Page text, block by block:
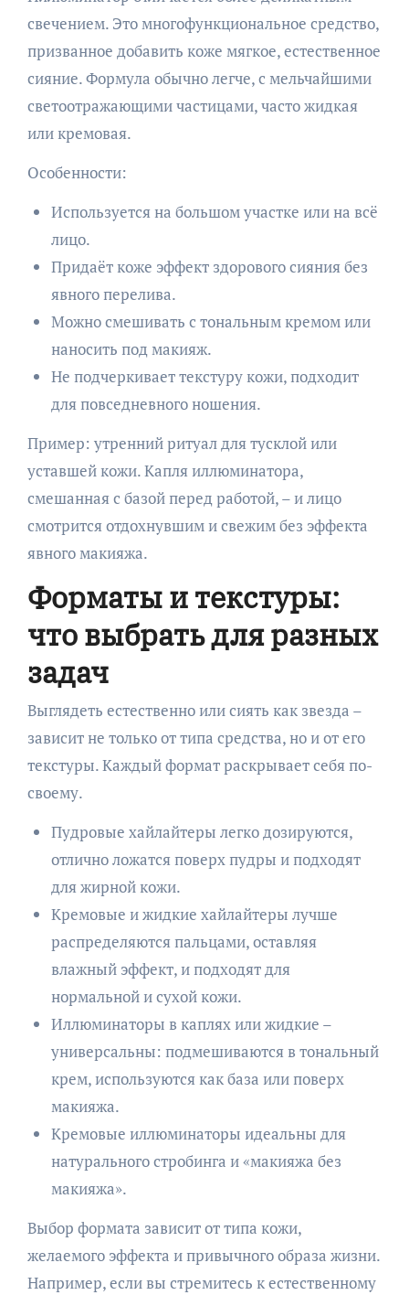
свечением. Это многофункциональное средство,
призванное добавить коже мягкое, естественное
сияние. Формула обычно легче, с мельчайшими
светоотражающими частицами, часто жидкая
или кремовая.
Особенности:
Используется на большом участке или на всё
лицо.
Придаёт коже эффект здорового сияния без
явного перелива.
Можно смешивать с тональным кремом или
наносить под макияж.
Не подчеркивает текстуру кожи, подходит
для повседневного ношения.
Пример: утренний ритуал для тусклой или
уставшей кожи. Капля иллюминатора,
смешанная с базой перед работой, – и лицо
смотрится отдохнувшим и свежим без эффекта
явного макияжа.
Форматы и текстуры:
что выбрать для разных
задач
Выглядеть естественно или сиять как звезда –
зависит не только от типа средства, но и от его
текстуры. Каждый формат раскрывает себя по-
своему.
Пудровые хайлайтеры легко дозируются,
отлично ложатся поверх пудры и подходят
для жирной кожи.
Кремовые и жидкие хайлайтеры лучше
распределяются пальцами, оставляя
влажный эффект, и подходят для
нормальной и сухой кожи.
Иллюминаторы в каплях или жидкие –
универсальны: подмешиваются в тональный
крем, используются как база или поверх
макияжа.
Кремовые иллюминаторы идеальны для
натурального стробинга и «макияжа без
макияжа».
Выбор формата зависит от типа кожи,
желаемого эффекта и привычного образа жизни.
Например, если вы стремитесь к естественному